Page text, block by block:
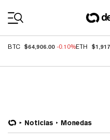
BTC $64,906.00 -0.10%ETH
Noticias Monedas